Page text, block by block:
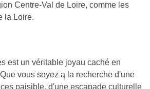
Centre-Val de Loire, comme les
la Loire.
est un véritable joyau caché en
vous soyez ą la recherche d'une
paisible, d'une escapade culturelle